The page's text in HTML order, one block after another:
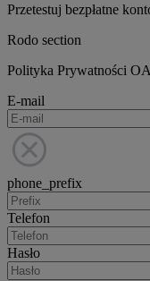
Przetestuj bezpłatne
Rodo section
Polityka Prywatności
E-mail
phone_prefix
Telefon
Hasło